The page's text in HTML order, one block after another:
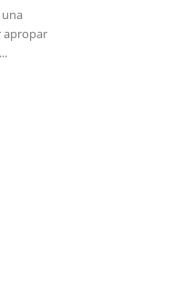
una
apropar